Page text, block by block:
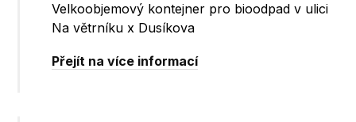
Velkoobjemový kontejner pro bioodpad v ulici
Na větrníku x Dusíkova
Přejít na více informací